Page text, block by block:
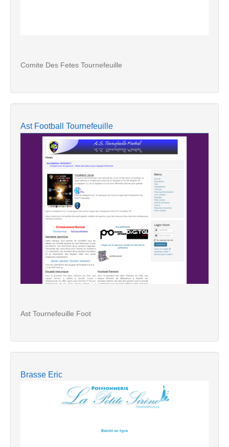
Comite Des Fetes Tournefeuille
Ast Football Tournefeuille
Ast Tournefeuille Foot
Brasse Eric